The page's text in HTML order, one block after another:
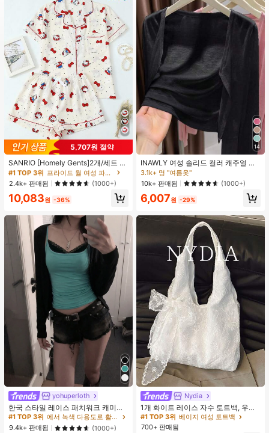
5,707원 절약
SANRIO [Homely Gents]2개/세트 여
성 프린트 라펠 반팔 버튼 포켓 상의
및 보우 반바지 잠옷 세트, 캐주얼 홈
웨어, 봄/여름에 적합
#1 TOP 3위
프라이드 월 여성 파자마 세트
높은 재방문 고객
거의 매진!
#1 TOP 3위
프라이드 월 여성 파자마 세트
높은 재방문 고객
거의 매진!
#1 TOP 3위
프라이드 월 여성 파자마 세트
높은 재방문 고객
거의 매진!
#1 TOP 3위
높은 재방문 고객
2.4k+ 판매됨 (1000+)
10,083원 -36%
yohuperloth
한국 스타일 레이스 패치워크 캐미솔
탱크 탑, Y2K 에스테틱, 스트리트웨어
캐주얼 여름
#1 TOP 3위
30+ 명 "좋은 원단 소재"
#1 TOP 3위
에서 녹색 다용도로 활용 가능한 데일리 탑
30+ 명 "좋은 원단 소재"
#1 TOP 3위
에서 녹색 다용도로 활용 가능한 데일리 탑
30+ 명 "좋은 원단 소재"
9.4k+ 판매됨 (1000+)
14
INAWLY 여성 솔리드 컬러 캐주얼 얇
은 가디건, 봄/여름
3.1k+ 명 "여름옷"
10k+ 판매됨
(1000+)
6,007원 -29%
Nydia
1개 화이트 레이스 자수 토트백, 우아
한 리본 숄더백, 로맨틱 대용량 여성
데일리 쇼핑 여행 핸드백
#1 TOP 3위 베이지 여성 토트백
거의 매진!
#1 TOP 3위 베이지 여성 토트백
거의 매진!
#1 TOP 3위 베이지 여성 토트백
거의 매진!
700+ 판매됨